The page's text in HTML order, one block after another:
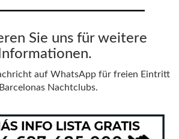
Sie uns für weitere
Informationen.
auf WhatsApp für freien Eintritt
Nachtclubs.